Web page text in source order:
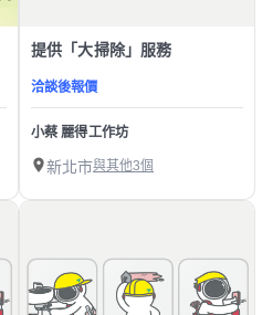
提供「大掃除」服務
洽談後報價
小蔡 麗得工作坊
新北市與其他3個